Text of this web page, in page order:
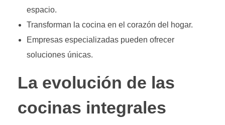
espacio.
Transforman la cocina en el corazón del hogar.
Empresas especializadas pueden ofrecer
soluciones únicas.
La evolución de las
cocinas integrales